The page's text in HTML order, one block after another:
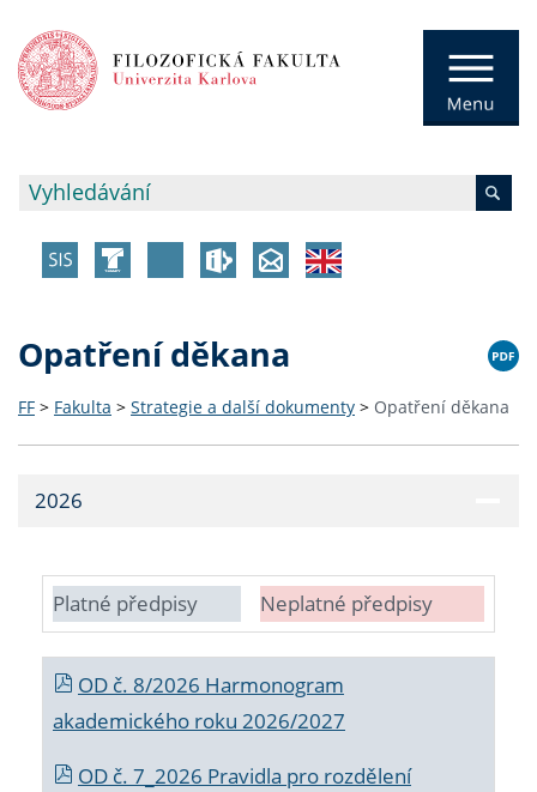
Opatření děkana
FF > Fakulta > Strategie a další dokumenty > Opatření děkana
2026
Platné předpisy Neplatné předpisy
OD č. 8/2026 Harmonogram
akademického roku 2026/2027
OD č. 7_2026 Pravidla pro rozdělení